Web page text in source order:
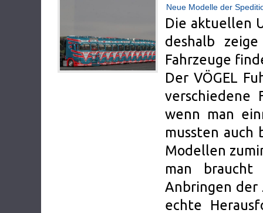
Neue Modelle der
Die aktuellen
deshalb
Fahrzeuge
Der VÖGEL
verschiedene
wenn man
mussten auch
Modellen
man
Anbringen der
echte